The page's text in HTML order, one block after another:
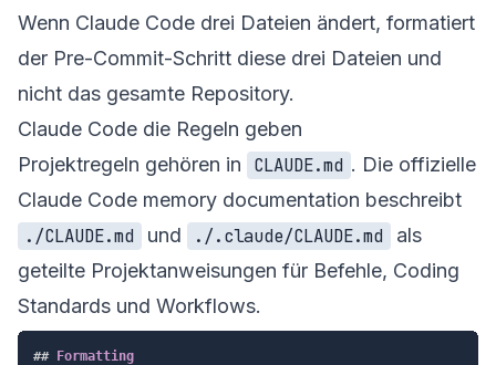
Wenn Claude Code drei Dateien ändert, formatiert
der Pre-Commit-Schritt diese drei Dateien und
nicht das gesamte Repository.
Claude Code die Regeln geben
Projektregeln gehören in
CLAUDE.md . Die offizielle
Claude Code memory documentation beschreibt
./CLAUDE.md
und ./.claude/CLAUDE.md
als
geteilte Projektanweisungen für Befehle, Coding
Standards und Workflows.
## Formatting